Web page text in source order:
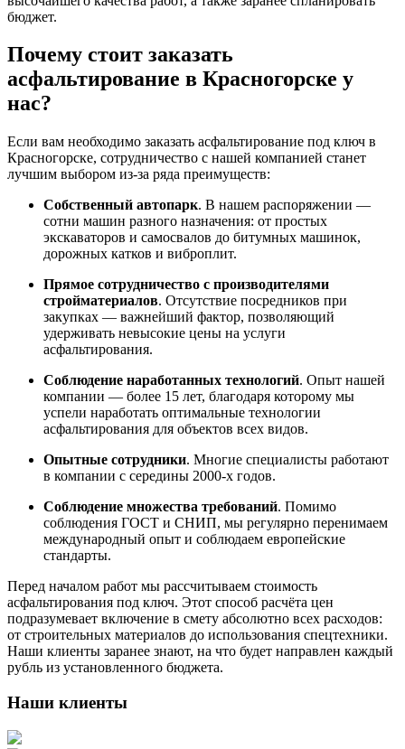
бюджет.
Почему стоит заказать
асфальтирование в Красногорске у
нас?
Если вам необходимо заказать асфальтирование под ключ в
Красногорске, сотрудничество с нашей компанией станет
лучшим выбором из-за ряда преимуществ:
Собственный автопарк. В нашем распоряжении —
сотни машин разного назначения: от простых
экскаваторов и самосвалов до битумных машинок,
дорожных катков и виброплит.
Прямое сотрудничество с производителями
стройматериалов. Отсутствие посредников при
закупках — важнейший фактор, позволяющий
удерживать невысокие цены на услуги
асфальтирования.
Соблюдение наработанных технологий. Опыт нашей
компании — более 15 лет, благодаря которому мы
успели наработать оптимальные технологии
асфальтирования для объектов всех видов.
Опытные сотрудники. Многие специалисты работают
в компании с середины 2000-х годов.
Соблюдение множества требований. Помимо
соблюдения ГОСТ и СНИП, мы регулярно перенимаем
международный опыт и соблюдаем европейские
стандарты.
Перед началом работ мы рассчитываем стоимость
асфальтирования под ключ. Этот способ расчёта цен
подразумевает включение в смету абсолютно всех расходов:
от строительных материалов до использования спецтехники.
Наши клиенты заранее знают, на что будет направлен каждый
рубль из установленного бюджета.
Наши клиенты